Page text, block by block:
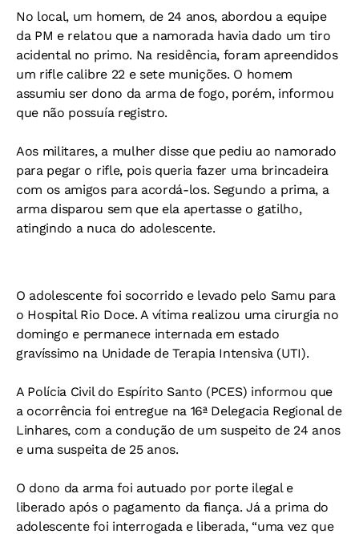
No local, um homem, de 24 anos, abordou a equipe
da PM e relatou que a namorada havia dado um tiro
acidental no primo. Na residência, foram apreendidos
um rifle calibre 22 e sete munições. O homem
assumiu ser dono da arma de fogo, porém, informou
que não possuía registro.
Aos militares, a mulher disse que pediu ao namorado
para pegar o rifle, pois queria fazer uma brincadeira
com os amigos para acordá-los. Segundo a prima, a
arma disparou sem que ela apertasse o gatilho,
atingindo a nuca do adolescente.
O adolescente foi socorrido e levado pelo Samu para
o Hospital Rio Doce. A vítima realizou uma cirurgia no
domingo e permanece internada em estado
gravíssimo na Unidade de Terapia Intensiva (UTI).
A Polícia Civil do Espírito Santo (PCES) informou que
a ocorrência foi entregue na 16ª Delegacia Regional de
Linhares, com a condução de um suspeito de 24 anos
e uma suspeita de 25 anos.
O dono da arma foi autuado por porte ilegal e
liberado após o pagamento da fiança. Já a prima do
adolescente foi interrogada e liberada, “uma vez que